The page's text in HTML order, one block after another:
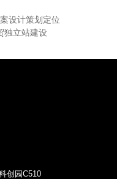
设计策划定位
独立站建设
创园C510